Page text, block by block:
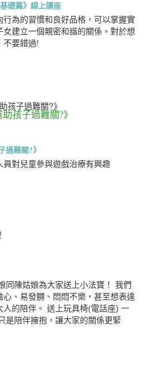
礎篇》線上講座
為的習慣和良好品格，可以掌握實
建立一個親密和諧的關係。對於想
不要錯過!
孩子過難關?》
過難關?》
對兒童參與遊戲治療有興趣
同陳姑娘為大家送上小法寶！ 我們
、易發嬲、悶悶不樂，甚至想表達
人的陪伴。 送上玩具椅(電話座) 一
是陪伴擁抱，讓大家的關係更緊